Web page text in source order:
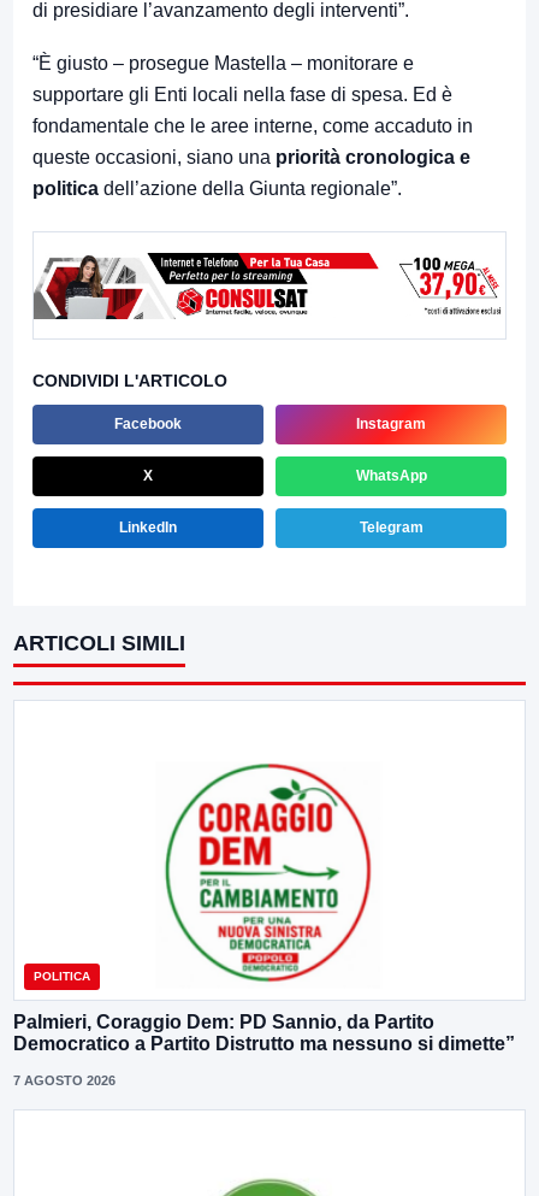
di presidiare l’avanzamento degli interventi”.
“È giusto – prosegue Mastella – monitorare e
supportare gli Enti locali nella fase di spesa. Ed è
fondamentale che le aree interne, come accaduto in
queste occasioni, siano una priorità cronologica e
politica dell’azione della Giunta regionale”.
CONDIVIDI L'ARTICOLO
Facebook Instagram
X WhatsApp
LinkedIn Telegram
ARTICOLI SIMILI
POLITICA
Palmieri, Coraggio Dem: PD Sannio, da Partito
Democratico a Partito Distrutto ma nessuno si dimette”
7 AGOSTO 2026